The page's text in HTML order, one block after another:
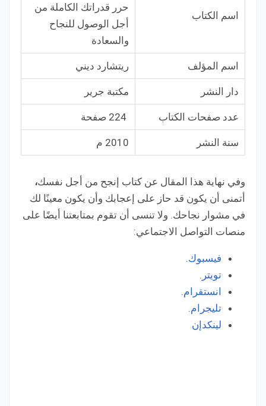
اسم الكتاب
حرر قدراتك الكاملة من
أجل الوصول للنجاح
والسعادة
اسم المؤلف ريتشارد ديني
دار النشر مكتبة جرير
عدد صفحات الكتاب
سنة النشر 2010 م
وفي نهاية هذا المقال عن كتاب إنجح من أجل نفسك،
أتمنى أن يكون قد حاز على إعجابك وأن يكون معينًا لك
في مشوار نجاحك. ولا تنسى أن تقوم بمتابعتنا أيضًا على
منصات التواصل الاجتماعي:
فيسبوك.
تويتر .
انستقرام.
تليجرام.
لينكدإن